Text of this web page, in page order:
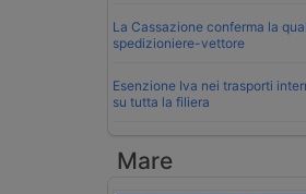
La Cassazione conferma la
spedizioniere-vettore
Esenzione Iva nei trasporti
su tutta la filiera
Mare